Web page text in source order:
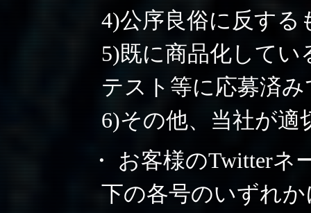
4)公序良俗に反する
5)既に商品化して
テスト等に応募済
6)その他、当社が
・ お客様のTwitter
下の各号のいずれ